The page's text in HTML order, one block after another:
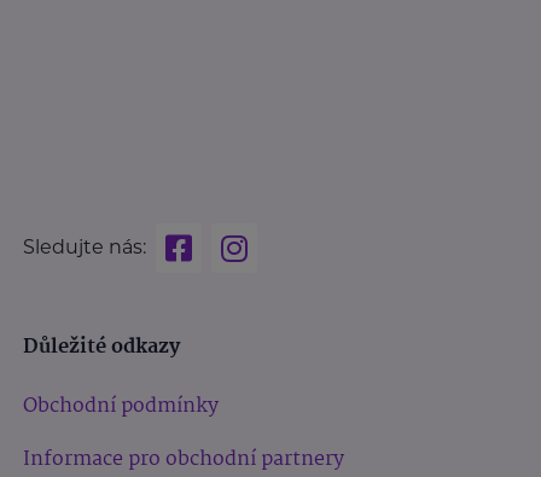
Sledujte nás:
Důležité odkazy
Obchodní podmínky
Informace pro obchodní partnery